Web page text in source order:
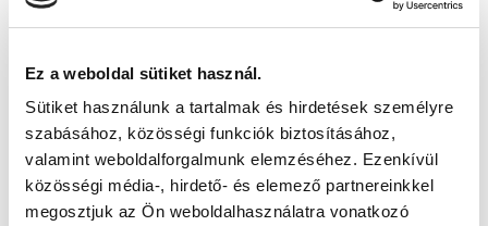
Ez a weboldal sütiket használ.
Sütiket használunk a tartalmak és hirdetések személyre
szabásához, közösségi funkciók biztosításához,
valamint weboldalforgalmunk elemzéséhez. Ezenkívül
közösségi média-, hirdető- és elemező partnereinkkel
megosztjuk az Ön weboldalhasználatra vonatkozó